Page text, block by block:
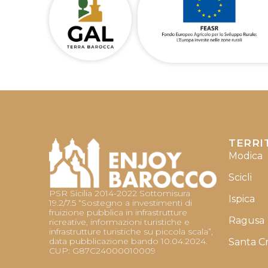
PSR Sicilia 2014-2022 Sottomisura
19.2/7.5 “Sostegno a investimenti di
fruizione pubblica in infrastrutture
ricreative, informazioni turistiche e
infrastrutture turistiche su piccola scala”,
data pubblicazione bando 10.04.2024.
CUP: G87C24000010009
Modica
Scicli
Ispica
Ragusa
Santa